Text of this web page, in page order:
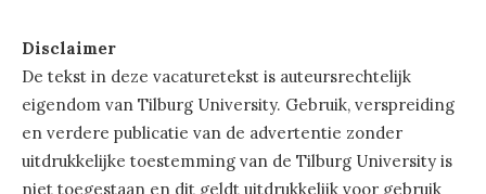
Disclaimer
De tekst in deze vacaturetekst is auteursrechtelijk
eigendom van Tilburg University. Gebruik, verspreiding
en verdere publicatie van de advertentie zonder
uitdrukkelijke toestemming van de Tilburg University is
niet toegestaan en dit geldt uitdrukkelijk voor gebruik